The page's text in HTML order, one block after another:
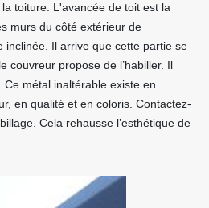
toiture. L'avancée de toit est la
murs du côté extérieur de
inclinée. Il arrive que cette partie se
couvreur propose de l’habiller. Il
Ce métal inaltérable existe en
en qualité et en coloris. Contactez-
Cela rehausse l’esthétique de